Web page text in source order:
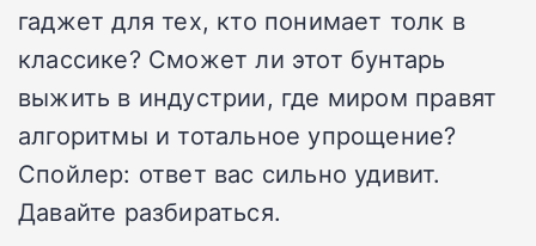
гаджет для тех, кто понимает толк в
классике? Сможет ли этот бунтарь
выжить в индустрии, где миром правят
алгоритмы и тотальное упрощение?
Спойлер: ответ вас сильно удивит.
Давайте разбираться.